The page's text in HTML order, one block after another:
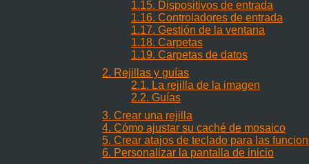
1.15. Dispositivos de entrada
1.16. Controladores de entrada
1.17. Gestión de la ventana
1.18. Carpetas
1.19. Carpetas de datos
2. Rejillas y guías
2.1. La rejilla de la imagen
2.2. Guías
3. Crear una rejilla
4. Cómo ajustar su caché de mosaico
5. Crear atajos de teclado para las
6. Personalizar la pantalla de inicio